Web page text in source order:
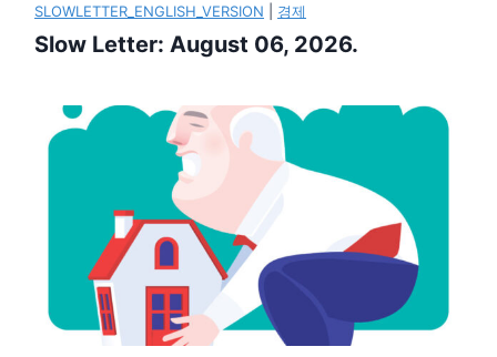
SLOWLETTER_ENGLISH_VERSION 경제
Slow Letter: August 06, 2026.